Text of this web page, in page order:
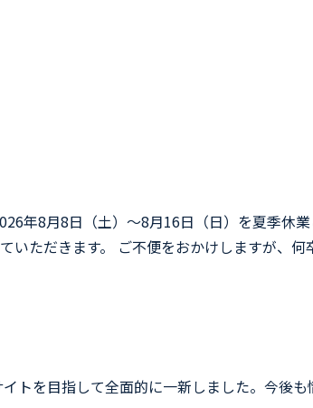
年8月8日（土）〜8月16日（日）を夏季休
ただきます。 ご不便をおかけしますが、何
を目指して全面的に一新しました。今後も